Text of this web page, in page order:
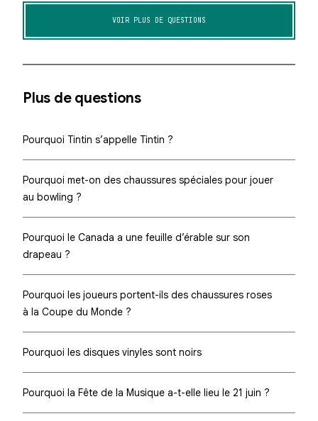
VOIR PLUS DE QUESTIONS
Plus de questions
Pourquoi Tintin s’appelle Tintin ?
Pourquoi met-on des chaussures spéciales pour jouer
au bowling ?
Pourquoi le Canada a une feuille d’érable sur son
drapeau ?
Pourquoi les joueurs portent-ils des chaussures roses
à la Coupe du Monde ?
Pourquoi les disques vinyles sont noirs
Pourquoi la Fête de la Musique a-t-elle lieu le 21 juin ?